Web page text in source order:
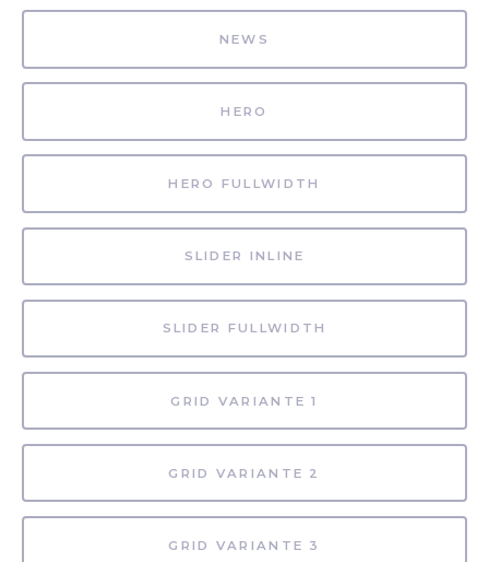
NEWS
HERO
HERO FULLWIDTH
SLIDER INLINE
SLIDER FULLWIDTH
GRID VARIANTE 1
GRID VARIANTE 2
GRID VARIANTE 3